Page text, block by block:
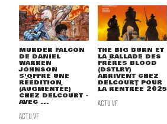
MURDER FALCON
DE DANIEL
WARREN
JOHNSON
S'OFFRE UNE
RÉÉDITION
(AUGMENTÉE)
CHEZ DELCOURT -
AVEC ...
ACTU VF
THE BIG BURN ET
LA BALLADE DES
FRÈRES BLOOD
(DSTLRY)
ARRIVENT CHEZ
DELCOURT POUR
LA RENTRÉE 2025
ACTU VF